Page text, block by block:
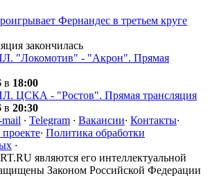
Фернандес в третьем круге
закончилась
"Локомотив" - "Акрон". Прямая
в 18:00
ЦСКА - "Ростов". Прямая трансляция
в 20:30
· Telegram · Вакансии· Контакты·
· Политика обработки
·
являются его интеллектуальной
Законом Российской Федерации